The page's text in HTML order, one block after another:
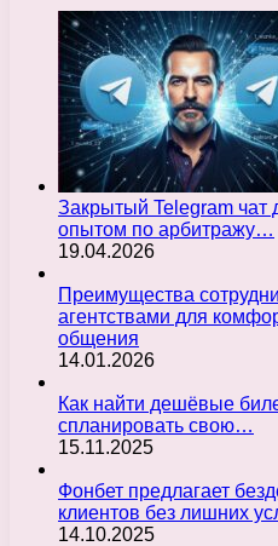
Закрытый Telegram
опытом по арбитражу…
19.04.2026
Преимущества
агентствами для
общения
14.01.2026
Как найти дешёвые
спланировать свою…
15.11.2025
Фонбет предлагает
клиентов без лишних
14.10.2025